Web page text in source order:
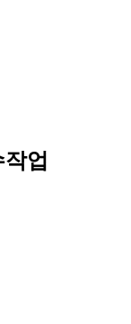
업